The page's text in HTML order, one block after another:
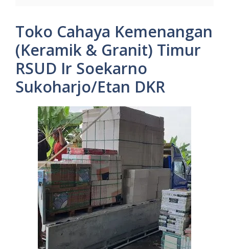
Toko Cahaya Kemenangan
(Keramik & Granit) Timur
RSUD Ir Soekarno
Sukoharjo/Etan DKR